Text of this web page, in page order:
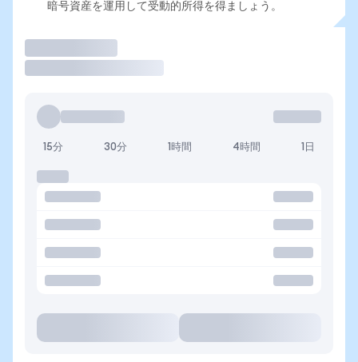
暗号資産を運用して受動的所得を得ましょう。
15分 30分 1時間 4時間 1日